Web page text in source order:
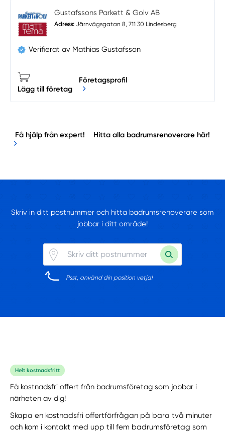
Gustafssons Parkett & Golv AB
Adress: Järnvägsgatan 8, 711 30 Lindesberg
Verifierat av Mathias Gustafsson
Lägg till företag
Företagsprofil
Få hjälp från expert! Hitta alla badrumsrenoverare här!
Skriv in ditt postnummer och hitta badrumsrenoverare som
jobbar i ditt område!
Psst, använd din position vetja!
Helt kostnadsfritt
Få kostnadsfri offert från badrumsföretag som jobbar i
närheten av dig!
Skapa en kostnadsfri offertförfrågan på bara två minuter
och kom i kontakt med upp till fem badrumsföretag som